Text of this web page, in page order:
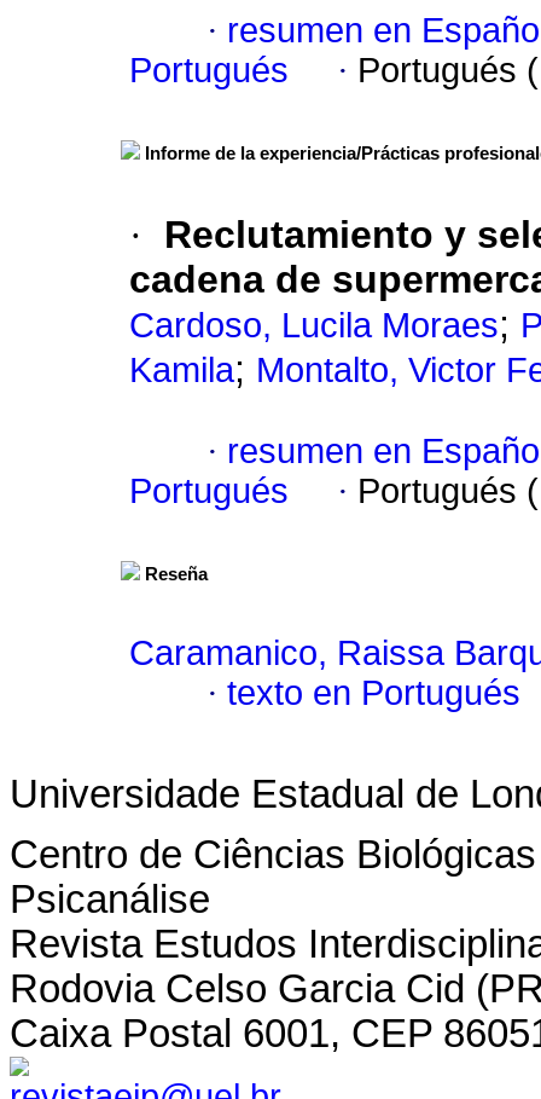
· resumen en
Portugués
· Portugués
Informe de la experiencia/Prácticas
·
Reclutamiento y
cadena de
Cardoso, Lucila Moraes;
Kamila; Montalto, Victor
· resumen en
Portugués
· Portugués
Reseña
Caramanico, Raissa
· texto en Portugués
Universidade Estadual de
Centro de Ciências
Psicanálise
Revista Estudos
Rodovia Celso Garcia Cid
Caixa Postal 6001, CEP